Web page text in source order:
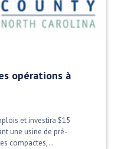
opérations à
et investira $15
une usine de pré-
compactes,…